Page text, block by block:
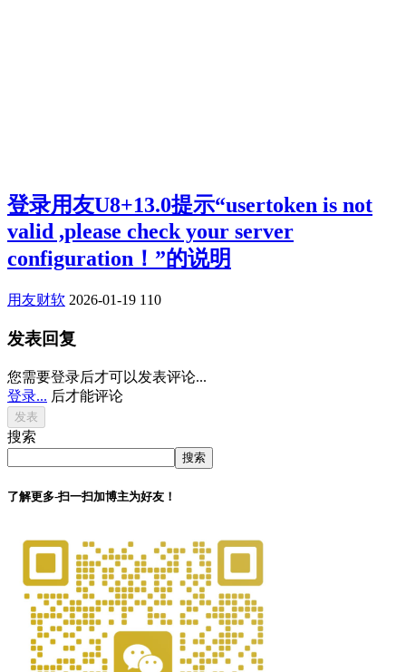
登录用友U8+13.0提示“usertoken is not
valid ,please check your server
configuration！”的说明
用友财软 2026-01-19 110
发表回复
您需要登录后才可以发表评论...
登录... 后才能评论
搜索
搜索
了解更多-扫一扫加博主为好友！